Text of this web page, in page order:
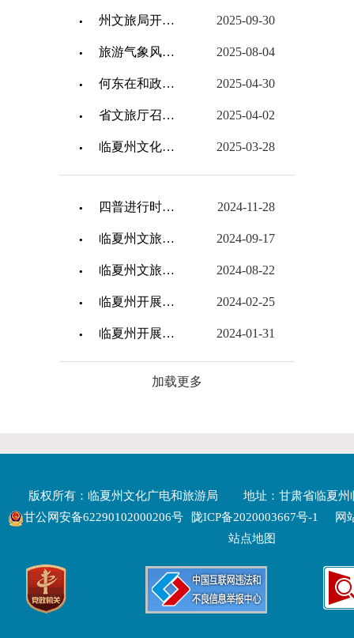
州文旅局开展国庆、中秋节前文旅市场安全生产专项检查 2025-09-30
旅游气象风险提示 2025-08-04
何东在和政县调研“五一”节前安全工作 2025-04-30
省文旅厅召开2025年第二季度全省文旅市场监管执法和安全生产工作视频调度会 2025-04-02
临夏州文化广电和旅游局关于2024年法治政府建设年度报告 2025-03-28
四普进行时——和政新发现文物点线索铁桦山寺石窟、道光二十四年奋斗村韩土司勘界草山禁止私垦告示石刻2处 2024-11-28
临夏州文旅局开展中秋假日期间文旅市场安全生产检查工作 2024-09-17
临夏州文旅局开展旅游环境专项整治工作 2024-08-22
临夏州开展春季开学出版物市场专项检查 2024-02-25
临夏州开展春节期间文旅市场专项检查 2024-01-31
加载更多
版权所有：临夏州文化广电和旅游局
地址：甘肃省临夏州
甘公网安备62290102000206号
陇ICP备2020003667号-1
网
站点地图